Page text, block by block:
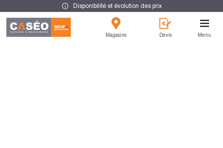
Disponibilité et évolution des prix
Magasins Devis Menu